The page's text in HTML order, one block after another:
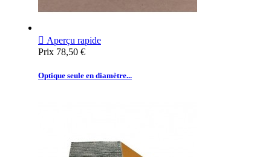
 Aperçu rapide
Prix 78,50 €
Optique seule en diamètre...